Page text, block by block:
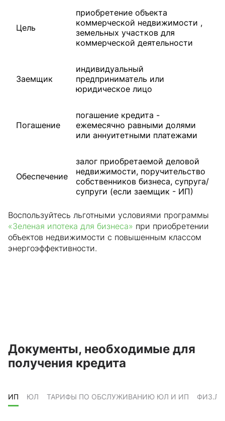
Цель
приобретение объекта
коммерческой недвижимости ,
земельных участков для
коммерческой деятельности
Заемщик
индивидуальный
предприниматель или
юридическое лицо
Погашение
погашение кредита -
ежемесячно равными долями
или аннуитетными платежами
Обеспечение
залог приобретаемой деловой
недвижимости, поручительство
собственников бизнеса, супруга/
супруги (если заемщик - ИП)
Воспользуйтесь льготными условиями программы
«Зеленая ипотека для бизнеса» при приобретении
объектов недвижимости с повышенным классом
энергоэффективности.
Документы, необходимые для
получения кредита
ИП ЮЛ ТАРИФЫ ПО ОБСЛУЖИВАНИЮ ЮЛ И ИП